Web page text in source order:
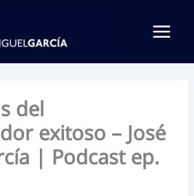
del
exitoso – José
| Podcast ep.